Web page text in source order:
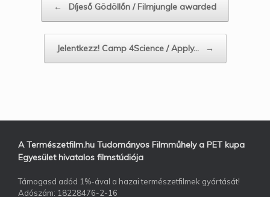
← Díjeső Gödöllőn / Filmjungle awarded
Jelentkezz! Camp 4Science / Apply… →
A Természetfilm.hu Tudományos Filmműhely a PET kupa
Egyesület hivatalos filmstúdiója
Támogasd adód 1%-ával a hazai természetfilmek gyártását!
Adószám: 18228476-2-16